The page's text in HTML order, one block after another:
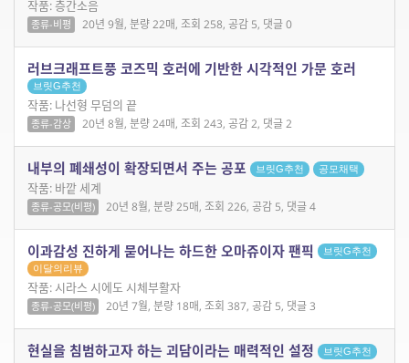
작품: 층간소음
종류-비평 20년 9월, 분량 22매, 조회 258, 공감 5, 댓글 0
러브크래프트풍 코즈믹 호러에 기반한 시각적인 가문 호러
브릿G추천
작품: 나선형 무덤의 끝
종류-감상 20년 8월, 분량 24매, 조회 243, 공감 2, 댓글 2
내부의 폐쇄성이 확장되면서 주는 공포 브릿G추천 공모채택
작품: 바깥 세계
종류-공모(비평) 20년 8월, 분량 25매, 조회 226, 공감 5, 댓글 4
이과감성 진하게 묻어나는 하드한 오마쥬이자 팬픽
브릿G추천
이달의리뷰
작품: 시라스 시에도 시체부활자
종류-공모(비평) 20년 7월, 분량 18매, 조회 387, 공감 5, 댓글 3
현실을 침범하고자 하는 괴담이라는 매력적인 설정 브릿G추천